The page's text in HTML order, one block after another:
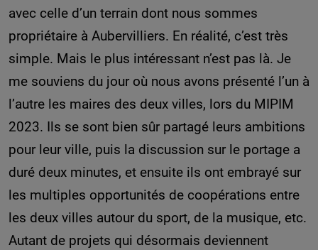
avec celle d’un terrain dont nous sommes
propriétaire à Aubervilliers. En réalité, c’est très
simple. Mais le plus intéressant n’est pas là. Je
me souviens du jour où nous avons présenté l’un à
l’autre les maires des deux villes, lors du MIPIM
2023. Ils se sont bien sûr partagé leurs ambitions
pour leur ville, puis la discussion sur le portage a
duré deux minutes, et ensuite ils ont embrayé sur
les multiples opportunités de coopérations entre
les deux villes autour du sport, de la musique, etc.
Autant de projets qui désormais deviennent